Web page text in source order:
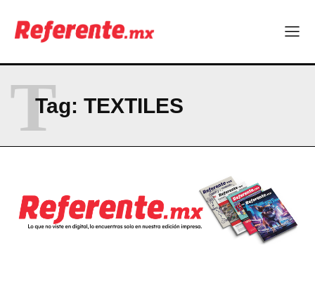
profesionistas chihuahuenses
El proyecto que cambió al mundo sin proponérselo: cómo
Más escuelas renovadas: fortalecen espacios para el regreso
¿Y si el futuro industrial de Chihuahua estuviera en el aire?
Los 40 ya no son la mitad de la vida: son el nuevo punto de
partida
ABOUT
Tag: TEXTILES
T